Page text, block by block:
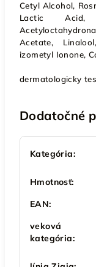
Cetyl Alcohol,
Lactic Acid,
Acetate,
izometyl Ionone,
dermatologicky
Dodatočné
Kategória:
Hmotnosť:
EAN:
veková
kategória: